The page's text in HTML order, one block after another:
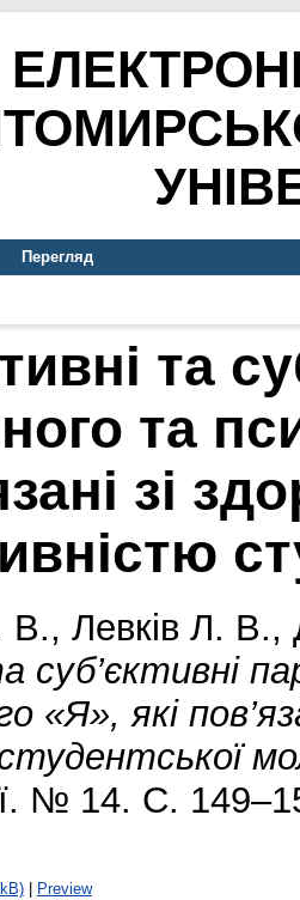
Перегляд
та
та
зі
В., Левків Л. В.,
суб’єктивні
«Я», які
№ 14. С.
| Preview